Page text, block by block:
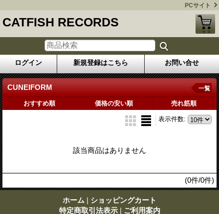
PCサイト
CATFISH RECORDS
ログイン 新規登録はこちら お問い合せ
CUNEIFORM 一覧
おすすめ順 価格の安い順 売れ筋順
表示件数:
該当商品はありません
(0件/0件)
ホーム | ショッピングカート
特定商取引法表示 | ご利用案内